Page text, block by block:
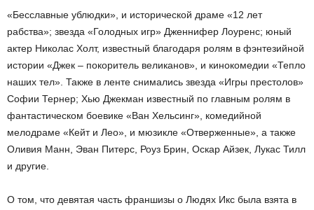
«Бесславные ублюдки», и исторической драме «12 лет
рабства»; звезда «Голодных игр» Дженнифер Лоуренс; юный
актер Николас Холт, известный благодаря ролям в фэнтезийной
истории «Джек – покоритель великанов», и кинокомедии «Тепло
наших тел». Также в ленте снимались звезда «Игры престолов»
Софии Тернер; Хью Джекман известный по главным ролям в
фантастическом боевике «Ван Хельсинг», комедийной
мелодраме «Кейт и Лео», и мюзикле «Отверженные», а также
Оливия Манн, Эван Питерс, Роуз Брин, Оскар Айзек, Лукас Тилл
и другие.
О том, что девятая часть франшизы о Людях Икс была взята в